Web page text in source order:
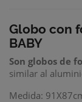
Globo con
BABY
Son globos de
similar al
Medida: